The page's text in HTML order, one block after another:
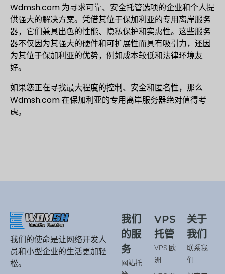
Wdmsh.com 为寻求可靠、安全托管选项的企业和个人提
供强大的解决方案。凭借其位于保加利亚的专用离岸服务
器，它们兼具出色的性能、隐私保护和实惠性。这些服务
器不仅因为其强大的硬件和可扩展性而具有吸引力，还因
为其位于保加利亚的优势，例如成本较低和法律环境友
好。
如果您正在寻找最大程度的控制、安全和匿名性，那么
Wdmsh.com 在保加利亚的专用离岸服务器绝对值得考
虑。
我们的使命是让网络开发人
员和小型企业的生活更加轻
松。
我们
的服
务
网站托
VPS
托管
VPS 欧
洲
关于
我们
联系我
们